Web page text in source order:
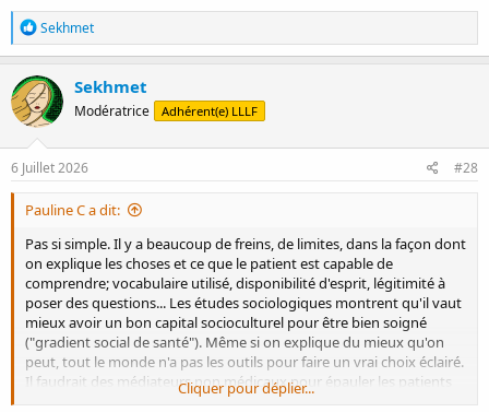
R
é
a
c
t
i
o
n
s
Sekhmet
Sekhmet
Modératrice Adhérent(e) LLLF
6 Juillet 2026 #28
Pauline C a dit:
Pas si simple. Il y a beaucoup de freins, de limites, dans la façon dont
on explique les choses et ce que le patient est capable de
comprendre; vocabulaire utilisé, disponibilité d'esprit, légitimité à
poser des questions... Les études sociologiques montrent qu'il vaut
mieux avoir un bon capital socioculturel pour être bien soigné
("gradient social de santé"). Même si on explique du mieux qu'on
peut, tout le monde n'a pas les outils pour faire un vrai choix éclairé.
Il faudrait des médiateurs non médicaux pour épauler les patients
les plus fragiles dans leurs choix et démarches.
Cliquer pour déplier...